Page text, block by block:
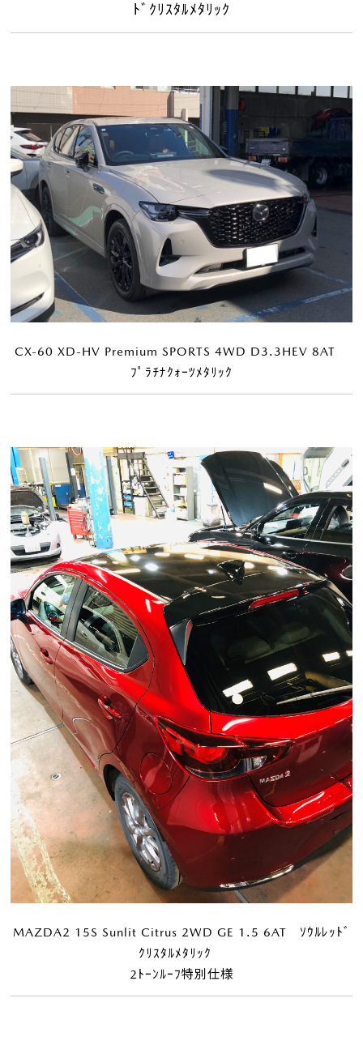
ﾄﾞｸﾘｽﾀﾙﾒﾀﾘｯｸ
CX-60 XD-HV Premium SPORTS 4WD D3.3HEV 8AT
ﾌﾟﾗﾁﾅｸｫｰﾂﾒﾀﾘｯｸ
MAZDA2 15S Sunlit Citrus 2WD GE 1.5 6AT ｿｳﾙﾚｯﾄﾞ
ｸﾘｽﾀﾙﾒﾀﾘｯｸ
2ﾄｰﾝﾙｰﾌ特別仕様